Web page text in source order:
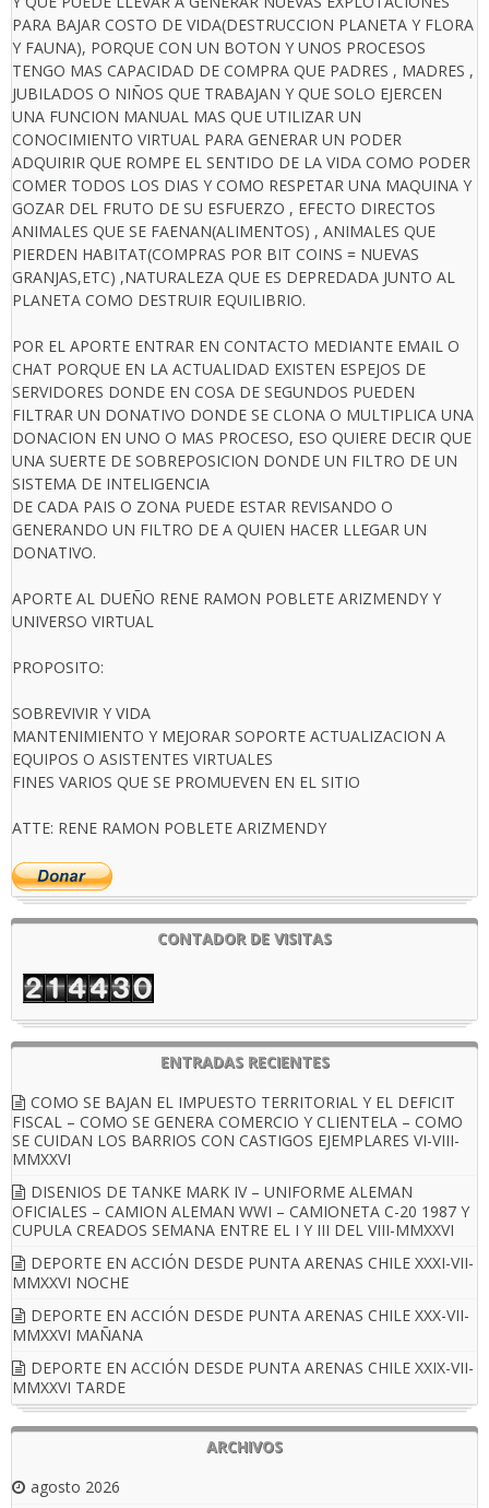
PARA BAJAR COSTO DE VIDA(DESTRUCCION PLANETA Y FLORA
Y FAUNA), PORQUE CON UN BOTON Y UNOS PROCESOS
TENGO MAS CAPACIDAD DE COMPRA QUE PADRES , MADRES ,
JUBILADOS O NIÑOS QUE TRABAJAN Y QUE SOLO EJERCEN
UNA FUNCION MANUAL MAS QUE UTILIZAR UN
CONOCIMIENTO VIRTUAL PARA GENERAR UN PODER
ADQUIRIR QUE ROMPE EL SENTIDO DE LA VIDA COMO PODER
COMER TODOS LOS DIAS Y COMO RESPETAR UNA MAQUINA Y
GOZAR DEL FRUTO DE SU ESFUERZO , EFECTO DIRECTOS
ANIMALES QUE SE FAENAN(ALIMENTOS) , ANIMALES QUE
PIERDEN HABITAT(COMPRAS POR BIT COINS = NUEVAS
GRANJAS,ETC) ,NATURALEZA QUE ES DEPREDADA JUNTO AL
PLANETA COMO DESTRUIR EQUILIBRIO.
POR EL APORTE ENTRAR EN CONTACTO MEDIANTE EMAIL O
CHAT PORQUE EN LA ACTUALIDAD EXISTEN ESPEJOS DE
SERVIDORES DONDE EN COSA DE SEGUNDOS PUEDEN
FILTRAR UN DONATIVO DONDE SE CLONA O MULTIPLICA UNA
DONACION EN UNO O MAS PROCESO, ESO QUIERE DECIR QUE
UNA SUERTE DE SOBREPOSICION DONDE UN FILTRO DE UN
SISTEMA DE INTELIGENCIA
DE CADA PAIS O ZONA PUEDE ESTAR REVISANDO O
GENERANDO UN FILTRO DE A QUIEN HACER LLEGAR UN
DONATIVO.
APORTE AL DUEÑO RENE RAMON POBLETE ARIZMENDY Y
UNIVERSO VIRTUAL
PROPOSITO:
SOBREVIVIR Y VIDA
MANTENIMIENTO Y MEJORAR SOPORTE ACTUALIZACION A
EQUIPOS O ASISTENTES VIRTUALES
FINES VARIOS QUE SE PROMUEVEN EN EL SITIO
ATTE: RENE RAMON POBLETE ARIZMENDY
CONTADOR DE VISITAS
ENTRADAS RECIENTES
COMO SE BAJAN EL IMPUESTO TERRITORIAL Y EL DEFICIT
FISCAL – COMO SE GENERA COMERCIO Y CLIENTELA – COMO
SE CUIDAN LOS BARRIOS CON CASTIGOS EJEMPLARES VI-VIII-
MMXXVI
DISENIOS DE TANKE MARK IV – UNIFORME ALEMAN
OFICIALES – CAMION ALEMAN WWI – CAMIONETA C-20 1987 Y
CUPULA CREADOS SEMANA ENTRE EL I Y III DEL VIII-MMXXVI
DEPORTE EN ACCIÓN DESDE PUNTA ARENAS CHILE XXXI-VII-
MMXXVI NOCHE
DEPORTE EN ACCIÓN DESDE PUNTA ARENAS CHILE XXX-VII-
MMXXVI MAÑANA
DEPORTE EN ACCIÓN DESDE PUNTA ARENAS CHILE XXIX-VII-
MMXXVI TARDE
ARCHIVOS
agosto 2026